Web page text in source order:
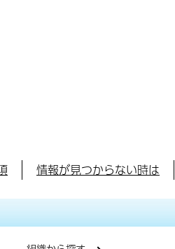
情報が見つからない時は